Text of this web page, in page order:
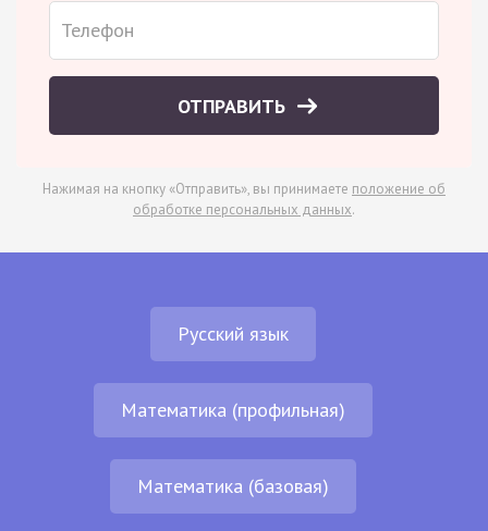
ОТПРАВИТЬ
Нажимая на кнопку «Отправить», вы принимаете положение об
обработке персональных данных.
Русский язык
Математика (профильная)
Математика (базовая)